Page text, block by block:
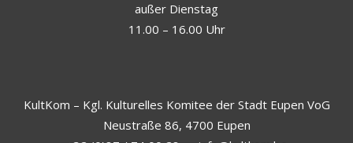
außer Dienstag
11.00 – 16.00 Uhr
KultKom – Kgl. Kulturelles Komitee der Stadt Eupen VoG
Neustraße 86, 4700 Eupen